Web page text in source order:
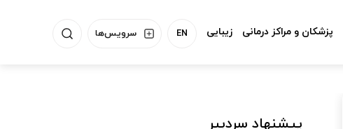
سرویس‌ها EN پزشکان و مراکز درمانی زیبایی
پیشنهاد سردبیر